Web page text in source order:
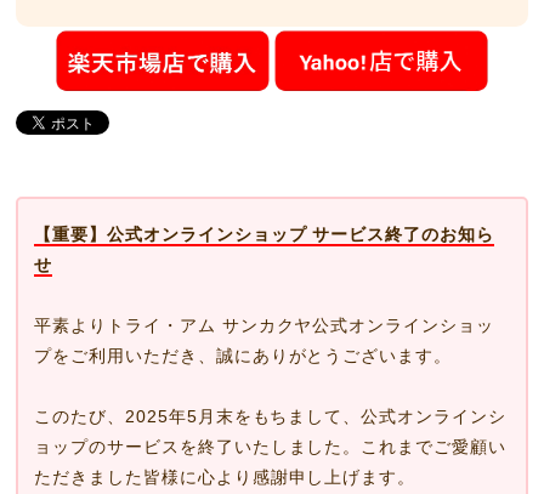
【重要】公式オンラインショップ サービス終了のお知ら
せ
平素よりトライ・アム サンカクヤ公式オンラインショッ
プをご利用いただき、誠にありがとうございます。
このたび、2025年5月末をもちまして、公式オンラインシ
ョップのサービスを終了いたしました。これまでご愛顧い
ただきました皆様に心より感謝申し上げます。